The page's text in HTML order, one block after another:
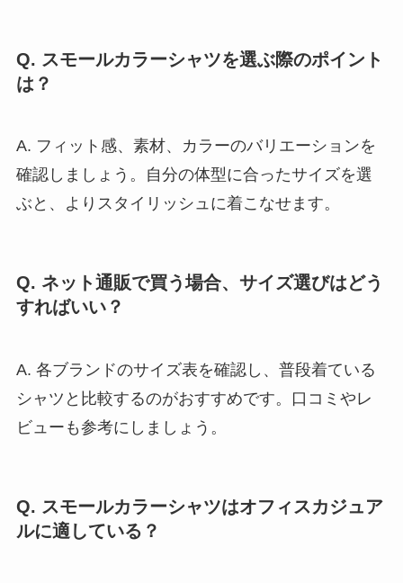
Q. スモールカラーシャツを選ぶ際のポイント
は？
A. フィット感、素材、カラーのバリエーションを
確認しましょう。自分の体型に合ったサイズを選
ぶと、よりスタイリッシュに着こなせます。
Q. ネット通販で買う場合、サイズ選びはどう
すればいい？
A. 各ブランドのサイズ表を確認し、普段着ている
シャツと比較するのがおすすめです。口コミやレ
ビューも参考にしましょう。
Q. スモールカラーシャツはオフィスカジュア
ルに適している？